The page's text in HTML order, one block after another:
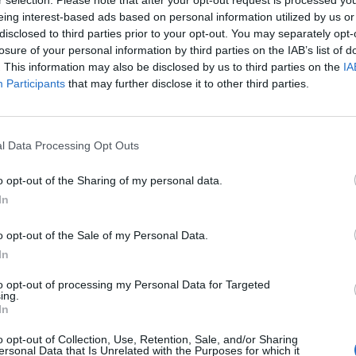
interest-based ads based on personal information utilized by us
to third parties prior to your opt-out. You may separately
of your personal information by third parties on the IAB’s list of
This information may also be disclosed by us to third parties on the
Participants that may further disclose it to other third parties.
Data Processing Opt Outs
opt-out of the Sharing of my personal data.
opt-out of the Sale of my Personal Data.
opt-out of processing my Personal Data for Targeted
opt-out of Collection, Use, Retention, Sale, and/or Sharing
Data that Is Unrelated with the Purposes for which it
erősödés után növekedés volt tapasztalható a japán
1%-ot erősödött, és 9,401 ponton fejezte be a
az exportra termelő vállalatoknak volt
zárás előtt bezárták, mivel egy trópusi ciklon közeledik
közül a Sony 2.6, a Toyota 2.2%-ot erősödött, de felfelé
a Tokyo Electron 1.1, a Kyocera 1.7%-ot emelkedett....
tartalmazza:
cikkarchívum